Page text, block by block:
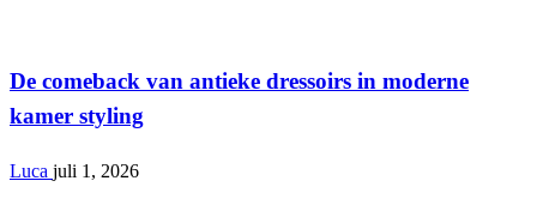
De comeback van antieke dressoirs in moderne
kamer styling
Luca juli 1, 2026